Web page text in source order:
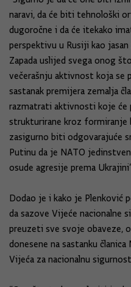
naravi, da će biti tehnološki
dugoročne i da će itekako
perspektivu u Rusiji kao
Zapada uslijed svega onog
večerašnju aktivnost koja se
sastanak premijera zemalja
razmatrati aktivnosti koje će
strukturirane kroz formiranje
zasigurno biti odgovarajuće
Putinu da je NATO
osude agresije prema
Dodao je i kako je Plenković
da sazove Vijeće nacionalne
preuzeti sve svoje obaveze,
donesene na sastanku
Vijeća za nacionalnu